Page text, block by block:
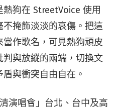
狗在 StreetVoice 使用
掩飾淡淡的哀傷。把這
作歌名，可見熱狗頑皮
與放縱的兩端，切換文
與衝突自由自在。
演唱會」台北、台中及高